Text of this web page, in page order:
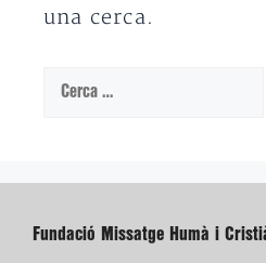
una cerca.
Cerca:
Fundació Missatge Humà i